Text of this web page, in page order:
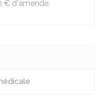
€ d'amende.